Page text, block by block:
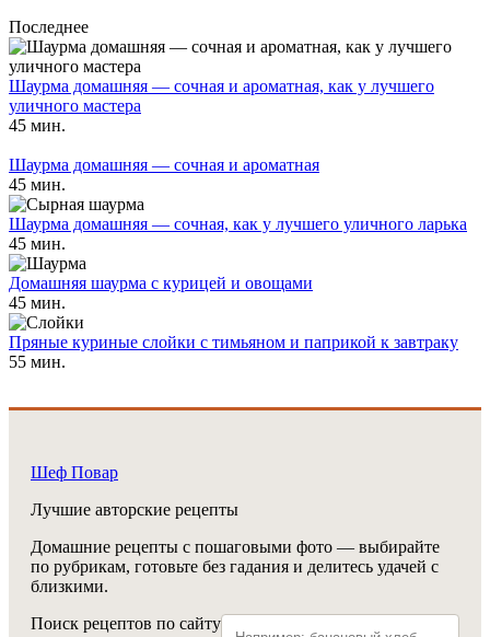
Последнее
Шаурма домашняя — сочная и ароматная, как у лучшего
уличного мастера
45 мин.
Шаурма домашняя — сочная и ароматная
45 мин.
Шаурма домашняя — сочная, как у лучшего уличного ларька
45 мин.
Домашняя шаурма с курицей и овощами
45 мин.
Пряные куриные слойки с тимьяном и паприкой к завтраку
55 мин.
Шеф Повар
Лучшие авторские рецепты
Домашние рецепты с пошаговыми фото — выбирайте
по рубрикам, готовьте без гадания и делитесь удачей с
близкими.
Поиск рецептов по сайту